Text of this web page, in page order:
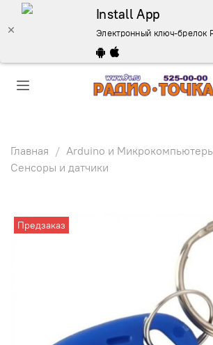
Install App
Электронный ключ-брелок
Главная
Arduino и
Сенсоры и датчики
Предзаказ